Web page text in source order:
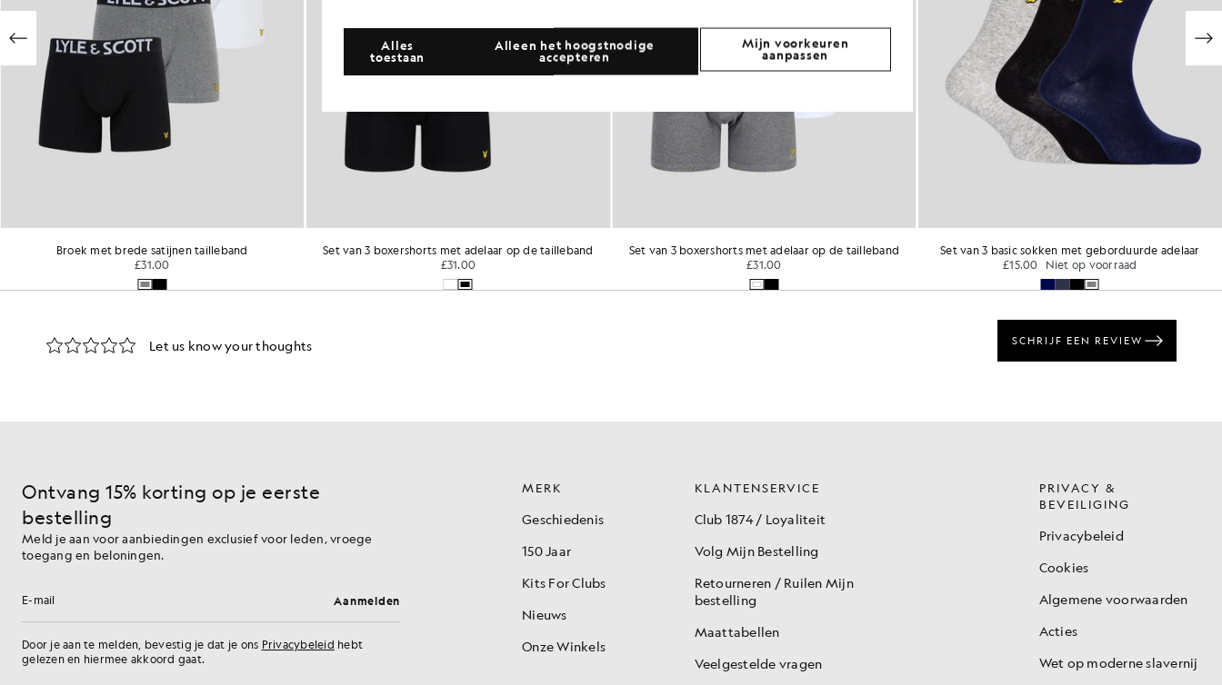
Broek met brede satijnen tailleband
£31.00
Set van 3 boxershorts met adelaar op de tailleband
£31.00
Set van 3 boxershorts met adelaar op de tailleband
£31.00
Set van 3 basic sokken met geborduurde adelaar
£15.00
Niet op voorraad
Ontvang 15% korting op je eerste
bestelling
Meld je aan voor aanbiedingen exclusief voor leden, vroege
toegang en beloningen.
E-mailadres Aanmelden
Door je aan te melden, bevestig je dat je ons Privacybeleid hebt
gelezen en hiermee akkoord gaat.
MERK
Geschiedenis
150 Jaar
Kits For Clubs
Nieuws
Onze Winkels
KLANTENSERVICE
Club 1874 / Loyaliteit
Volg Mijn Bestelling
Retourneren / Ruilen Mijn
bestelling
Maattabellen
Veelgestelde vragen
PRIVACY &
BEVEILIGING
Privacybeleid
Cookies
Algemene voorwaarden
Acties
Wet op moderne slavernij
Alleen het hoogstnodige
accepteren
Alles
toestaan
Mijn voorkeuren
aanpassen